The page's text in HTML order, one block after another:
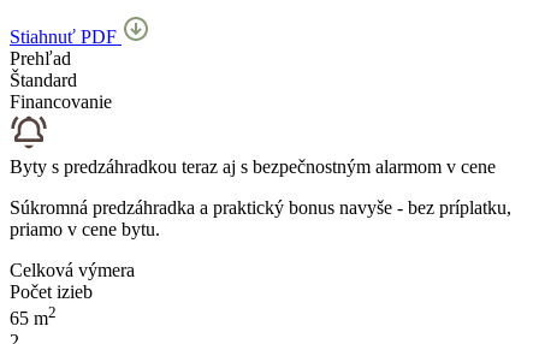
Stiahnuť PDF
Prehľad
Štandard
Financovanie
Byty s predzáhradkou teraz aj s bezpečnostným alarmom v cene
Súkromná predzáhradka a praktický bonus navyše - bez príplatku,
priamo v cene bytu.
Celková výmera
Počet izieb
65 m2